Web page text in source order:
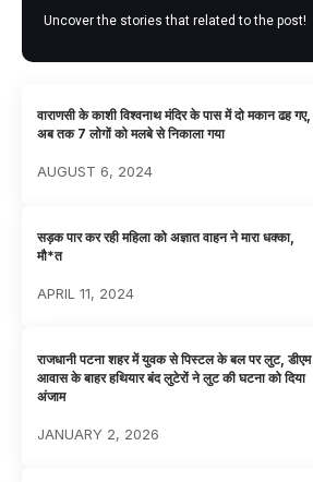
Uncover the stories that related to the post!
वाराणसी के काशी विश्वनाथ मंदिर के पास में दो मकान ढह गए,
अब तक 7 लोगों को मलबे से निकाला गया
AUGUST 6, 2024
सड़क पार कर रही महिला को अज्ञात वाहन ने मारा धक्का,
मौ*त
APRIL 11, 2024
राजधानी पटना शहर में युवक से पिस्टल के बल पर लुट, डीएम
आवास के बाहर हथियार बंद लुटेरों ने लुट की घटना को दिया
अंजाम
JANUARY 2, 2026